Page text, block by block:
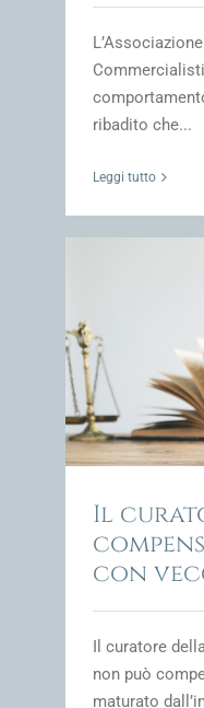
ribadito che...
Leggi tutto
Il
con
Il curatore
non può
maturato